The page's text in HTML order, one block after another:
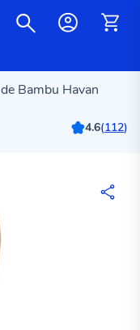
Bambu Havan
4.6(112)